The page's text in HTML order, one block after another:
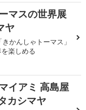
マスの世界展
ヤ
かんしゃトーマス」
楽しめる
イアミ 高島屋
カシマヤ